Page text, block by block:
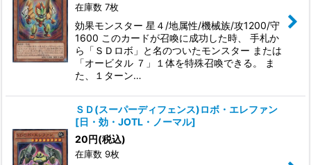
在庫数 7枚
効果モンスター 星４/地属性/機械族/攻1200/守
1600 このカードが召喚に成功した時、 手札か
ら「ＳＤロボ」と名のついたモンスター または
「オービタル ７」１体を特殊召喚できる。 ま
た、１ターン…
ＳＤ(スーパーディフェンス)ロボ・エレファン
[日・効・JOTL・ノーマル]
20円(税込)
在庫数 9枚